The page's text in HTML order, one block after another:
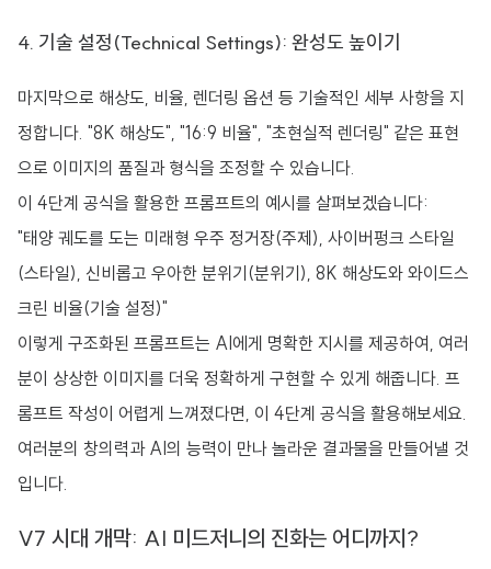
4. 기술 설정(Technical Settings): 완성도 높이기
마지막으로 해상도, 비율, 렌더링 옵션 등 기술적인 세부 사항을 지
정합니다. "8K 해상도", "16:9 비율", "초현실적 렌더링" 같은 표현
으로 이미지의 품질과 형식을 조정할 수 있습니다.
이 4단계 공식을 활용한 프롬프트의 예시를 살펴보겠습니다:
"태양 궤도를 도는 미래형 우주 정거장(주제), 사이버펑크 스타일
(스타일), 신비롭고 우아한 분위기(분위기), 8K 해상도와 와이드스
크린 비율(기술 설정)"
이렇게 구조화된 프롬프트는 AI에게 명확한 지시를 제공하여, 여러
분이 상상한 이미지를 더욱 정확하게 구현할 수 있게 해줍니다. 프
롬프트 작성이 어렵게 느껴졌다면, 이 4단계 공식을 활용해보세요.
여러분의 창의력과 AI의 능력이 만나 놀라운 결과물을 만들어낼 것
입니다.
V7 시대 개막: AI 미드저니의 진화는 어디까지?